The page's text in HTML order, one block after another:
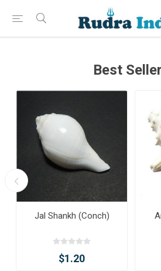
Best
Jal Shankh (Conch)
$1.20